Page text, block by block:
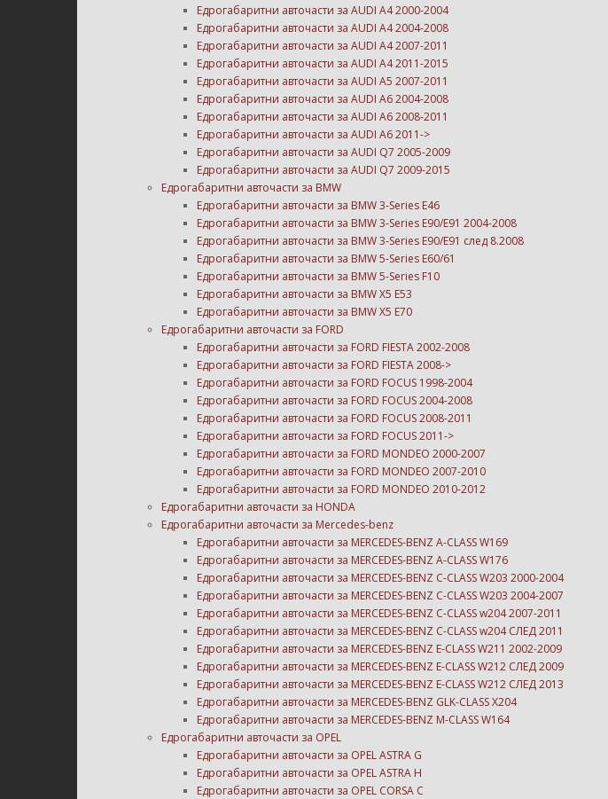
Едрогабаритни авточасти за AUDI A4 2000-2004
Едрогабаритни авточасти за AUDI A4 2004-2008
Едрогабаритни авточасти за AUDI A4 2007-2011
Едрогабаритни авточасти за AUDI A4 2011-2015
Едрогабаритни авточасти за AUDI A5 2007-2011
Едрогабаритни авточасти за AUDI A6 2004-2008
Едрогабаритни авточасти за AUDI A6 2008-2011
Едрогабаритни авточасти за AUDI A6 2011->
Едрогабаритни авточасти за AUDI Q7 2005-2009
Едрогабаритни авточасти за AUDI Q7 2009-2015
Едрогабаритни авточасти за BMW
Едрогабаритни авточасти за BMW 3-Series E46
Едрогабаритни авточасти за BMW 3-Series E90/E91 2004-2008
Едрогабаритни авточасти за BMW 3-Series E90/E91 след 8.2008
Едрогабаритни авточасти за BMW 5-Series E60/61
Едрогабаритни авточасти за BMW 5-Series F10
Едрогабаритни авточасти за BMW X5 E53
Едрогабаритни авточасти за BMW X5 E70
Едрогабаритни авточасти за FORD
Едрогабаритни авточасти за FORD FIESTA 2002-2008
Едрогабаритни авточасти за FORD FIESTA 2008->
Едрогабаритни авточасти за FORD FOCUS 1998-2004
Едрогабаритни авточасти за FORD FOCUS 2004-2008
Едрогабаритни авточасти за FORD FOCUS 2008-2011
Едрогабаритни авточасти за FORD FOCUS 2011->
Едрогабаритни авточасти за FORD MONDEO 2000-2007
Едрогабаритни авточасти за FORD MONDEO 2007-2010
Едрогабаритни авточасти за FORD MONDEO 2010-2012
Едрогабаритни авточасти за HONDA
Едрогабаритни авточасти за Mercedes-benz
Едрогабаритни авточасти за MERCEDES-BENZ A-CLASS W169
Едрогабаритни авточасти за MERCEDES-BENZ A-CLASS W176
Едрогабаритни авточасти за MERCEDES-BENZ C-CLASS W203 2000-2004
Едрогабаритни авточасти за MERCEDES-BENZ C-CLASS W203 2004-2007
Едрогабаритни авточасти за MERCEDES-BENZ C-CLASS w204 2007-2011
Едрогабаритни авточасти за MERCEDES-BENZ C-CLASS w204 СЛЕД 2011
Едрогабаритни авточасти за MERCEDES-BENZ E-CLASS W211 2002-2009
Едрогабаритни авточасти за MERCEDES-BENZ E-CLASS W212 СЛЕД 2009
Едрогабаритни авточасти за MERCEDES-BENZ E-CLASS W212 СЛЕД 2013
Едрогабаритни авточасти за MERCEDES-BENZ GLK-CLASS X204
Едрогабаритни авточасти за MERCEDES-BENZ M-CLASS W164
Едрогабаритни авточасти за OPEL
Едрогабаритни авточасти за OPEL ASTRA G
Едрогабаритни авточасти за OPEL ASTRA H
Едрогабаритни авточасти за OPEL CORSA C